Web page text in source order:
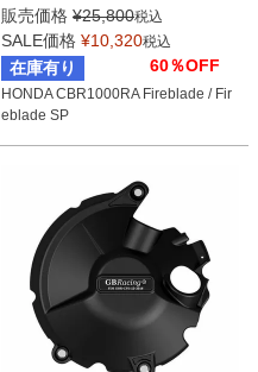
gbr_EC-CBR1000-2008-2-GBR
販売価格 ¥25,800税込
SALE価格 ¥10,320税込
在庫有り 60％OFF
HONDA CBR1000RA Fireblade / Fir
eblade SP